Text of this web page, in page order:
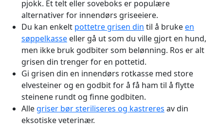
pjokk. Et telt eller soveboks er populære
alternativer for innendørs griseeiere.
Du kan enkelt pottetre grisen din til å brukeen
søppelkasse eller gå ut som du ville gjort en hund,
men ikke bruk godbiter som belønning. Ros er alt
grisen din trenger for en pottetid.
Gi grisen din en innendørs rotkasse med store
elvesteiner og en godbit for å få ham til å flytte
steinene rundt og finne godbiten.
Alle griser bør steriliseres og kastreres av din
eksotiske veterinær.